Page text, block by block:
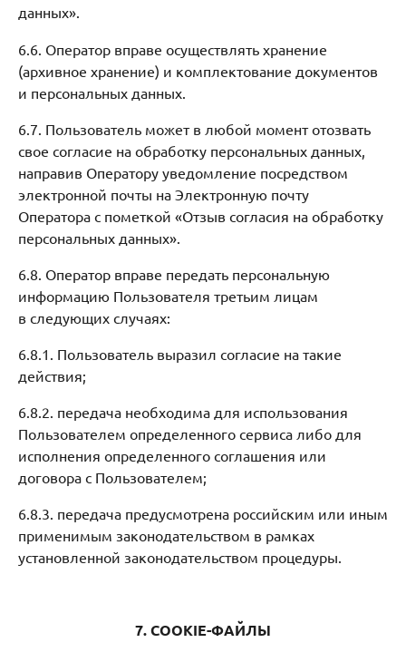
данных».
6.6. Оператор вправе осуществлять хранение
(архивное хранение) и комплектование документов
и персональных данных.
6.7. Пользователь может в любой момент отозвать
свое согласие на обработку персональных данных,
направив Оператору уведомление посредством
электронной почты на Электронную почту
Оператора с пометкой «Отзыв согласия на обработку
персональных данных».
6.8. Оператор вправе передать персональную
информацию Пользователя третьим лицам
в следующих случаях:
6.8.1. Пользователь выразил согласие на такие
действия;
6.8.2. передача необходима для использования
Пользователем определенного сервиса либо для
исполнения определенного соглашения или
договора с Пользователем;
6.8.3. передача предусмотрена российским или иным
применимым законодательством в рамках
установленной законодательством процедуры.
7. COOKIE-ФАЙЛЫ